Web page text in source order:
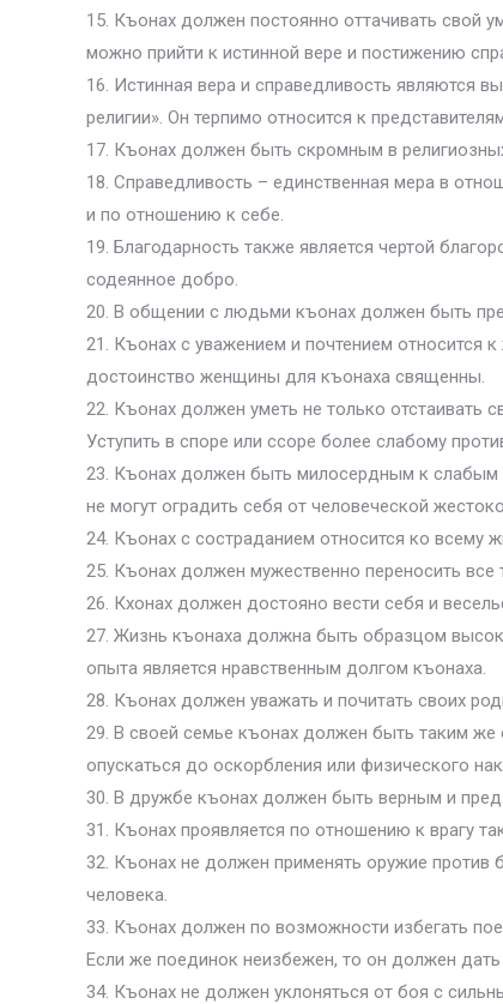
15. Къонах должен постоянно оттачивать свой
можно прийти к истинной вере и постижению
16. Истинная вера и справедливость являются
религии». Он терпимо относится к
17. Къонах должен быть скромным в
18. Справедливость – единственная мера в
и по отношению к себе.
19. Благодарность также является чертой
содеянное добро.
20. В общении с людьми къонах должен быть
21. Къонах с уважением и почтением относится
достоинство женщины для къонаха священны.
22. Къонах должен уметь не только отстаивать
Уступить в споре или ссоре более слабому
23. Къонах должен быть милосердным к
не могут оградить себя от человеческой
24. Къонах с состраданием относится ко всему
25. Къонах должен мужественно переносить
26. Кхонах должен достояно вести себя и
27. Жизнь къонаха должна быть образцом
опыта является нравственным долгом къонаха.
28. Къонах должен уважать и почитать своих
29. В своей семье къонах должен быть таким
опускаться до оскорбления или физического
30. В дружбе къонах должен быть верным и
31. Къонах проявляется по отношению к врагу
32. Къонах не должен применять оружие
человека.
33. Къонах должен по возможности избегать
Если же поединок неизбежен, то он должен
34. Къонах не должен уклоняться от боя с